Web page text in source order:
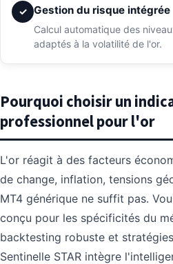
✓ Gestion du risque intégrée
Calcul automatique des
adaptés à la volatilité de l'or.
Pourquoi choisir un
professionnel pour l'or
L'or réagit à des facteurs
de change, inflation, tensions
MT4 générique ne suffit pas.
conçu pour les spécificités du
backtesting robuste et
Sentinelle STAR intègre